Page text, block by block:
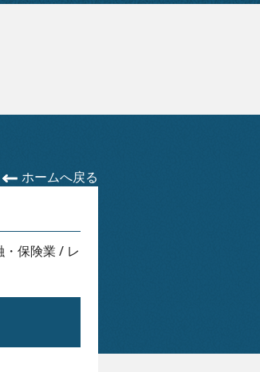
ホームへ戻る
・保険業 / レ